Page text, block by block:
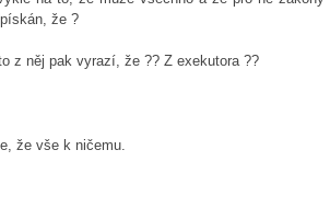
že ?
z něj pak vyrazí, že ?? Z exekutora ??
že vše k ničemu.